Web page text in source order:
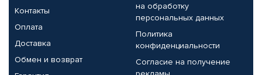
Контакты
Оплата
Доставка
Обмен и возврат
на обработку
персональных данных
Политика
конфиденциальности
Согласие на получение